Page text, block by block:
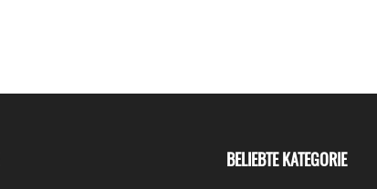
BELIEBTE KATEGORIE